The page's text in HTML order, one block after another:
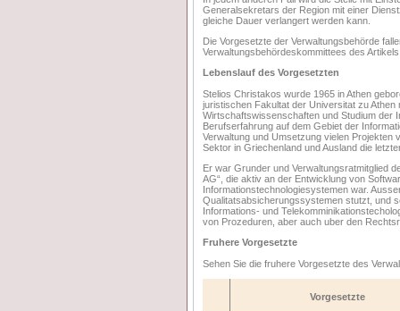
Generalsekretars der Region mit einer
gleiche Dauer verlangert werden kann.
Die Vorgesetzte der Verwaltungsbehörde
Verwaltungsbehördeskommittees des
Lebenslauf des Vorgesetzten
Stelios Christakos wurde 1965 in Athen
juristischen Fakultat der Universitat zu
Wirtschaftswissenschaften und Studium der
Berufserfahrung auf dem Gebiet der
Verwaltung und Umsetzung vielen
Sektor in Griechenland und Ausland die
Er war Grunder und Verwaltungsratmitglied
AG“, die aktiv an der Entwicklung von
Informationstechnologiesystemen war.
Qualitatsabsicherungssystemen stutzt, und
Informations- und
von Prozeduren, aber auch uber den
Fruhere Vorgesetzte
Sehen Sie die fruhere Vorgesetzte des
Vorgesetzte